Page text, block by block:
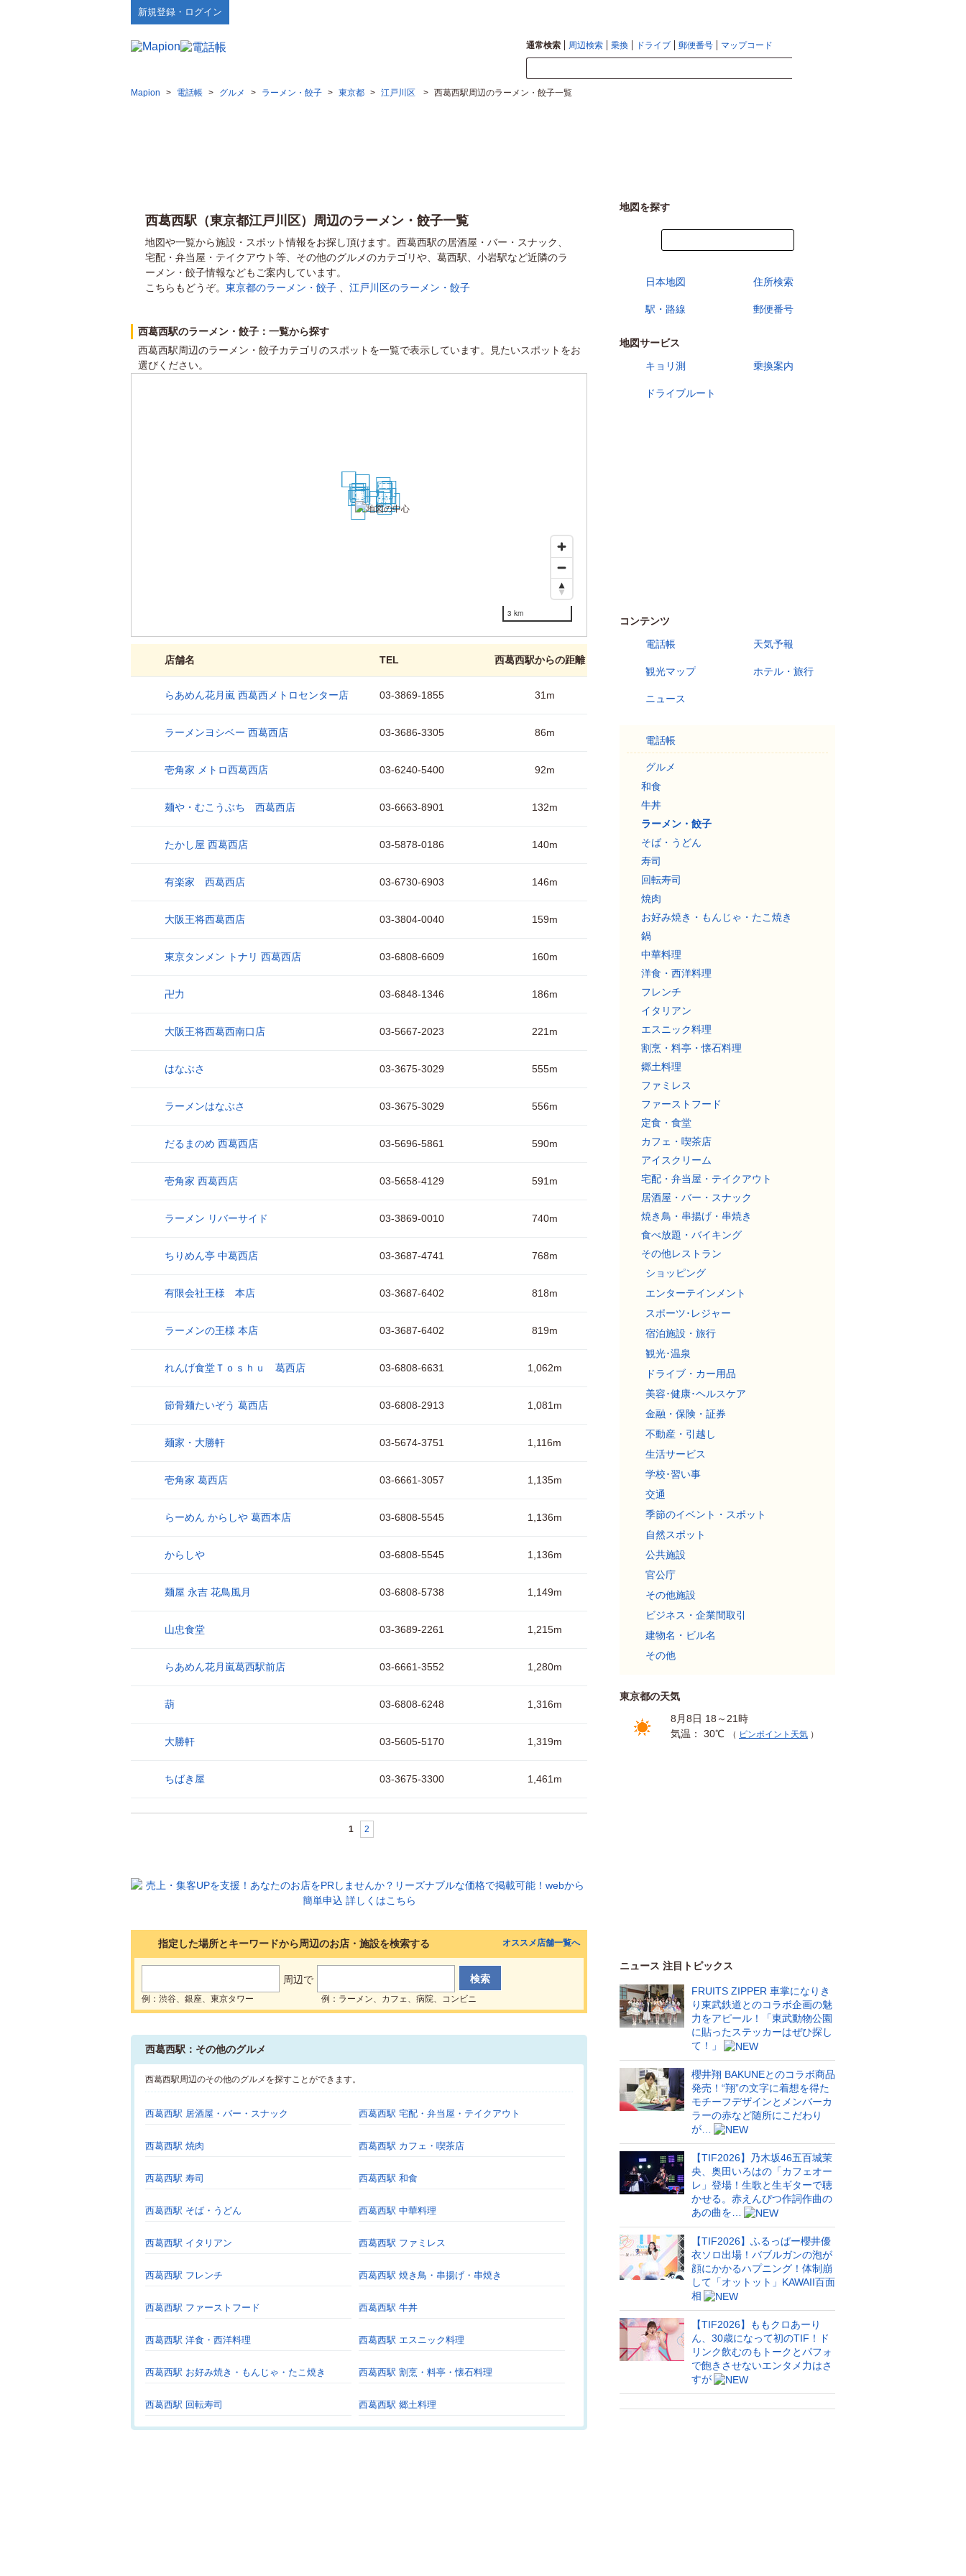
新規登録・ログイン
通常検索 周辺検索 乗換 ドライブ 郵便番号 マップコード
Mapion > 電話帳 > グルメ > ラーメン・餃子 > 東京都 > 江戸川区 > 西葛西駅周辺のラーメン・餃子一覧
西葛西駅（東京都江戸川区）周辺のラーメン・餃子一覧
地図や一覧から施設・スポット情報をお探し頂けます。西葛西駅の居酒屋・バー・スナック、
宅配・弁当屋・テイクアウト等、その他のグルメのカテゴリや、葛西駅、小岩駅など近隣のラ
ーメン・餃子情報などもご案内しています。
こちらもどうぞ。 東京都のラーメン・餃子 江戸川区のラーメン・餃子
西葛西駅のラーメン・餃子：一覧から探す
西葛西駅周辺のラーメン・餃子カテゴリのスポットを一覧で表示しています。見たいスポットをお
選びください。
12
345
6
78
9
10
11
12
13
14
15
16
17
18
19
20
21
22
23
24
25
26
27
28
29
30
3 km
店舗名 TEL 西葛西駅からの距離
らあめん花月嵐 西葛西メトロセンター店 03-3869-1855 31m
ラーメンヨシベー 西葛西店 03-3686-3305 86m
壱角家 メトロ西葛西店 03-6240-5400 92m
麺や・むこうぶち 西葛西店 03-6663-8901 132m
たかし屋 西葛西店 03-5878-0186 140m
有楽家 西葛西店 03-6730-6903 146m
大阪王将西葛西店 03-3804-0040 159m
東京タンメン トナリ 西葛西店 03-6808-6609 160m
卍力 03-6848-1346 186m
大阪王将西葛西南口店 03-5667-2023 221m
はなぶさ 03-3675-3029 555m
ラーメンはなぶさ 03-3675-3029 556m
だるまのめ 西葛西店 03-5696-5861 590m
壱角家 西葛西店 03-5658-4129 591m
ラーメン リバーサイド 03-3869-0010 740m
ちりめん亭 中葛西店 03-3687-4741 768m
有限会社王様 本店 03-3687-6402 818m
ラーメンの王様 本店 03-3687-6402 819m
れんげ食堂Ｔｏｓｈｕ 葛西店 03-6808-6631 1,062m
節骨麺たいぞう 葛西店 03-6808-2913 1,081m
麺家・大勝軒 03-5674-3751 1,116m
壱角家 葛西店 03-6661-3057 1,135m
らーめん からしや 葛西本店 03-6808-5545 1,136m
からしや 03-6808-5545 1,136m
麺屋 永吉 花鳥風月 03-6808-5738 1,149m
山忠食堂 03-3689-2261 1,215m
らあめん花月嵐葛西駅前店 03-6661-3552 1,280m
葫 03-6808-6248 1,316m
大勝軒 03-5605-5170 1,319m
ちばき屋 03-3675-3300 1,461m
1 2
指定した場所とキーワードから周辺のお店・施設を検索する
周辺で
例：渋谷、銀座、東京タワー 例：ラーメン、カフェ、病院、コンビニ
オススメ店舗一覧へ
西葛西駅：その他のグルメ
西葛西駅周辺のその他のグルメを探すことができます。
西葛西駅 居酒屋・バー・スナック 西葛西駅 宅配・弁当屋・テイクアウト
西葛西駅 焼肉 西葛西駅 カフェ・喫茶店
西葛西駅 寿司 西葛西駅 和食
西葛西駅 そば・うどん 西葛西駅 中華料理
西葛西駅 イタリアン 西葛西駅 ファミレス
西葛西駅 フレンチ 西葛西駅 焼き鳥・串揚げ・串焼き
西葛西駅 ファーストフード 西葛西駅 牛丼
西葛西駅 洋食・西洋料理 西葛西駅 エスニック料理
西葛西駅 お好み焼き・もんじゃ・たこ焼き 西葛西駅 割烹・料亭・懐石料理
西葛西駅 回転寿司 西葛西駅 郷土料理
地図を探す
日本地図 住所検索
駅・路線 郵便番号
地図サービス
キョリ測
乗換案内
ドライブルート
コンテンツ
電話帳
天気予報
観光マップ ホテル・旅行
ニュース
電話帳
グルメ
和食
牛丼
ラーメン・餃子
そば・うどん
寿司
回転寿司
焼肉
お好み焼き・もんじゃ・たこ焼き
鍋
中華料理
洋食・西洋料理
フレンチ
イタリアン
エスニック料理
割烹・料亭・懐石料理
郷土料理
ファミレス
ファーストフード
定食・食堂
カフェ・喫茶店
アイスクリーム
宅配・弁当屋・テイクアウト
居酒屋・バー・スナック
焼き鳥・串揚げ・串焼き
食べ放題・バイキング
その他レストラン
ショッピング
エンターテインメント
スポーツ･レジャー
宿泊施設・旅行
観光･温泉
ドライブ・カー用品
美容･健康･ヘルスケア
金融・保険・証券
不動産・引越し
生活サービス
学校･習い事
交通
季節のイベント・スポット
自然スポット
公共施設
官公庁
その他施設
ビジネス・企業間取引
建物名・ビル名
その他
東京都の天気
8月8日 18～21時
気温： 30℃
（ ピンポイント天気 ）
ニュース 注目トピックス
FRUITS ZIPPER 車掌になりき
り東武鉄道とのコラボ企画の魅
力をアピール！「東武動物公園
に貼ったステッカーはぜひ探し
て！」
櫻井翔 BAKUNEとのコラボ商品
発売！“翔”の文字に着想を得た
モチーフデザインとメンバーカ
ラーの赤など随所にこだわり
が…
【TIF2026】乃木坂46五百城茉
央、奥田いろはの「カフェオー
レ」登場！生歌と生ギターで聴
かせる。赤えんぴつ作詞作曲の
あの曲を…
【TIF2026】ふるっぱー櫻井優
衣ソロ出場！バブルガンの泡が
顔にかかるハプニング！体制崩
して「オットット」KAWAII百面
相
【TIF2026】ももクロあーり
ん、30歳になって初のTIF！ド
リンク飲むのもトークとパフォ
で飽きさせないエンタメ力はさ
すが